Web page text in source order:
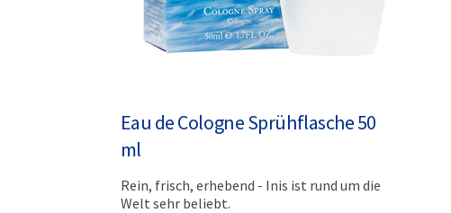
Eau de Cologne Sprühflasche 50
ml
Rein, frisch, erhebend - Inis ist rund um die
Welt sehr beliebt.